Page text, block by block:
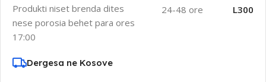
Produkti niset brenda dites
nese porosia behet para ores
17:00
24-48 ore L300
Dergesa ne Kosove